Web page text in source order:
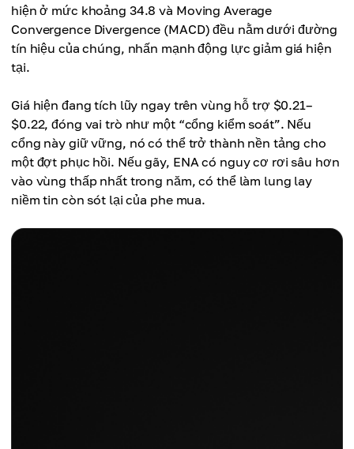
hiện ở mức khoảng 34.8 và Moving Average
Convergence Divergence (MACD) đều nằm dưới đường
tín hiệu của chúng, nhấn mạnh động lực giảm giá hiện
tại.
Giá hiện đang tích lũy ngay trên vùng hỗ trợ $0.21–
$0.22, đóng vai trò như một “cổng kiểm soát”. Nếu
cổng này giữ vững, nó có thể trở thành nền tảng cho
một đợt phục hồi. Nếu gãy, ENA có nguy cơ rơi sâu hơn
vào vùng thấp nhất trong năm, có thể làm lung lay
niềm tin còn sót lại của phe mua.